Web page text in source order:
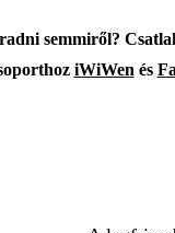
semmiről?
iWiWen és